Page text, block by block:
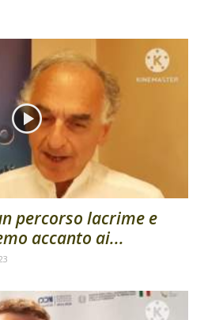
percorso lacrime e
accanto ai...